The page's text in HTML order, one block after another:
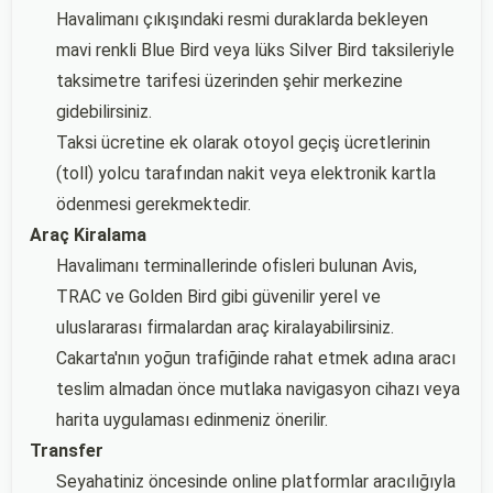
Havalimanı çıkışındaki resmi duraklarda bekleyen
mavi renkli Blue Bird veya lüks Silver Bird taksileriyle
taksimetre tarifesi üzerinden şehir merkezine
gidebilirsiniz.
Taksi ücretine ek olarak otoyol geçiş ücretlerinin
(toll) yolcu tarafından nakit veya elektronik kartla
ödenmesi gerekmektedir.
Araç Kiralama
Havalimanı terminallerinde ofisleri bulunan Avis,
TRAC ve Golden Bird gibi güvenilir yerel ve
uluslararası firmalardan araç kiralayabilirsiniz.
Cakarta'nın yoğun trafiğinde rahat etmek adına aracı
teslim almadan önce mutlaka navigasyon cihazı veya
harita uygulaması edinmeniz önerilir.
Transfer
Seyahatiniz öncesinde online platformlar aracılığıyla